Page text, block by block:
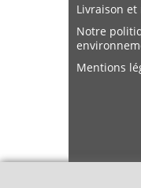
Livraison
Notre
Mentions